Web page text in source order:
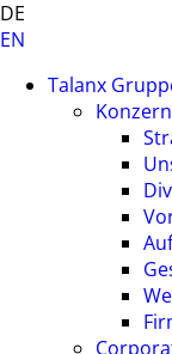
DE
EN
Talanx
Konzern